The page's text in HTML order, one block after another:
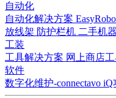
自动化
自动化解决方案
放线架 防护栏机 二手机器
工装
工具解决方案 网上商店
软件
数字化维护-connectavo iQ